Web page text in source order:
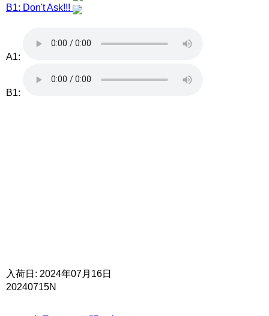
B1: Don't Ask!!!
A1:
B1:
入荷日: 2024年07月16日
20240715N